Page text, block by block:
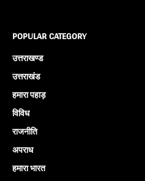
POPULAR CATEGORY
उत्तराखण्ड
उत्तराखंड
हमारा पहाड़
विविध
राजनीति
अपराध
हमारा भारत